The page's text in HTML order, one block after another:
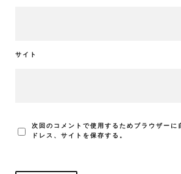
サイト
次回のコメントで使用するためブラウザーに
ドレス、サイトを保存する。